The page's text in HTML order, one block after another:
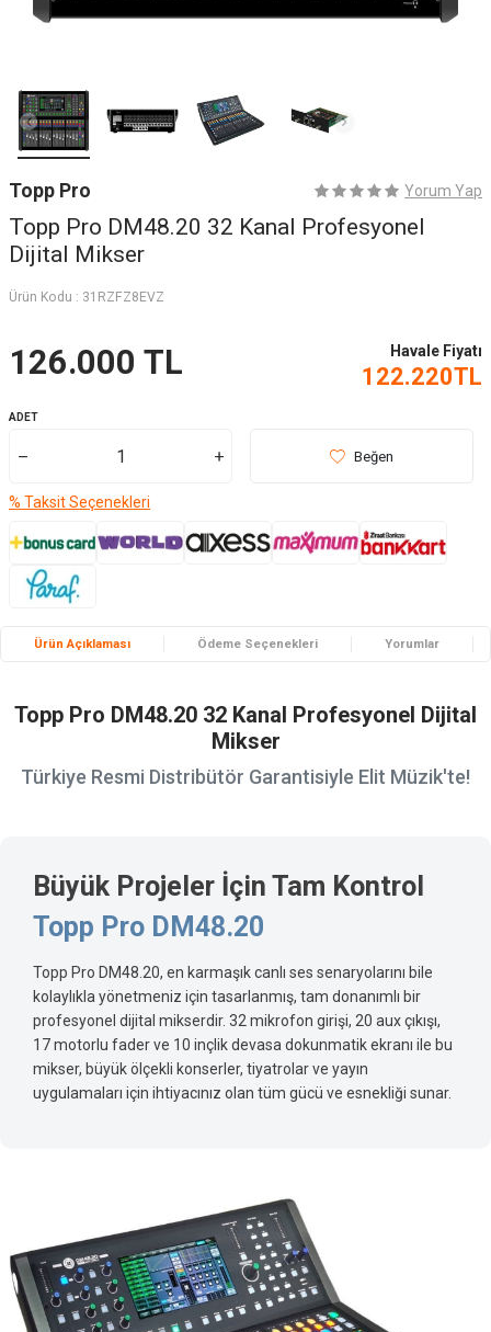
Topp Pro Yorum Yap
Topp Pro DM48.20 32 Kanal Profesyonel
Dijital Mikser
Ürün Kodu : 31RZFZ8EVZ
126.000 TL Havale Fiyatı
122.220TL
ADET
Beğen
% Taksit Seçenekleri
Ürün Açıklaması Ödeme Seçenekleri Yorumlar
Topp Pro DM48.20 32 Kanal Profesyonel Dijital
Mikser
Türkiye Resmi Distribütör Garantisiyle Elit Müzik'te!
Büyük Projeler İçin Tam Kontrol
Topp Pro DM48.20
Topp Pro DM48.20, en karmaşık canlı ses senaryolarını bile
kolaylıkla yönetmeniz için tasarlanmış, tam donanımlı bir
profesyonel dijital mikserdir. 32 mikrofon girişi, 20 aux çıkışı,
17 motorlu fader ve 10 inçlik devasa dokunmatik ekranı ile bu
mikser, büyük ölçekli konserler, tiyatrolar ve yayın
uygulamaları için ihtiyacınız olan tüm gücü ve esnekliği sunar.